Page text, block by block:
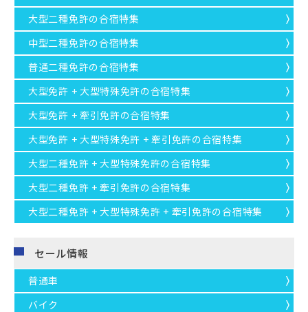
大型二種免許の合宿特集
中型二種免許の合宿特集
普通二種免許の合宿特集
大型免許 + 大型特殊免許の合宿特集
大型免許 + 牽引免許の合宿特集
大型免許 + 大型特殊免許 + 牽引免許の合宿特集
大型二種免許 + 大型特殊免許の合宿特集
大型二種免許 + 牽引免許の合宿特集
大型二種免許 + 大型特殊免許 + 牽引免許の合宿特集
セール情報
普通車
バイク